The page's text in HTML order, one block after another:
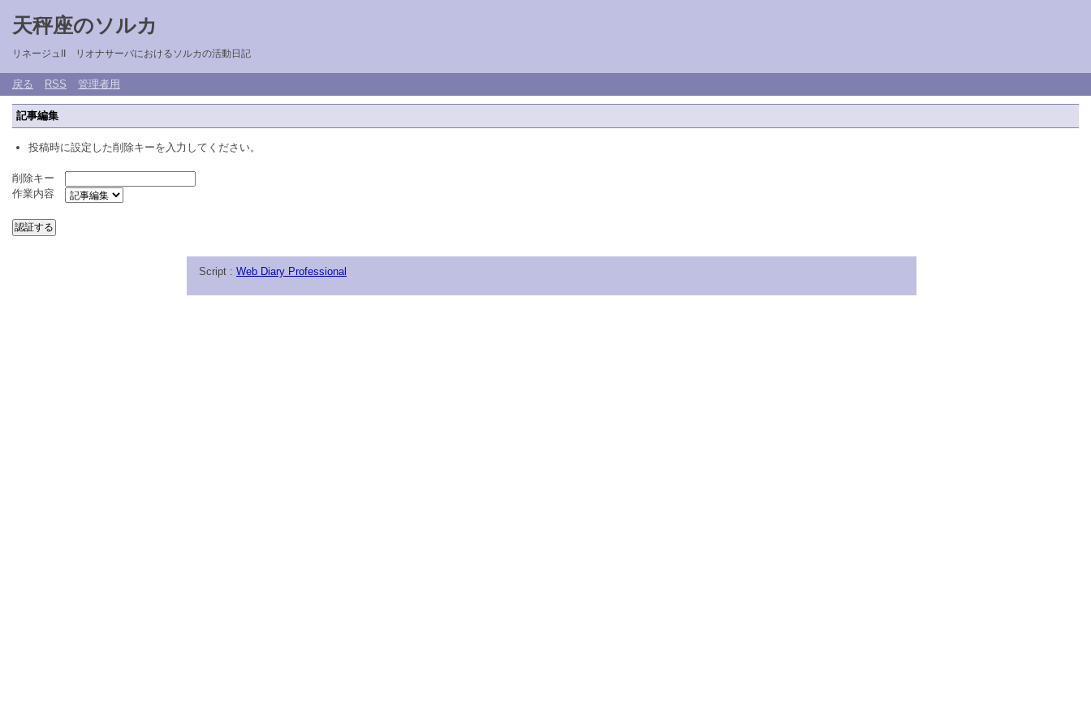
天秤座のソルカ
リネージュII リオナサーバにおけるソルカの活動日記
戻る RSS 管理者用
記事編集
投稿時に設定した削除キーを入力してください。
削除キー
作業内容
Script : Web Diary Professional